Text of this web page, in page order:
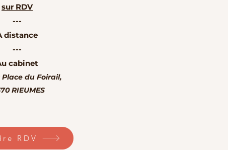
sur RDV
---
distance
---
cabinet
Place du Foirail,
RIEUMES
RDV